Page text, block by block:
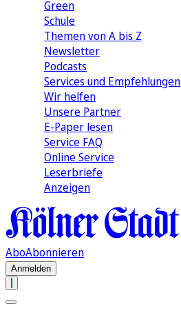
Green
Schule
Themen von A bis Z
Newsletter
Podcasts
Services und Empfehlungen
Wir helfen
Unsere Partner
E-Paper lesen
Service FAQ
Online Service
Leserbriefe
Anzeigen
AboAbonnieren
Anmelden